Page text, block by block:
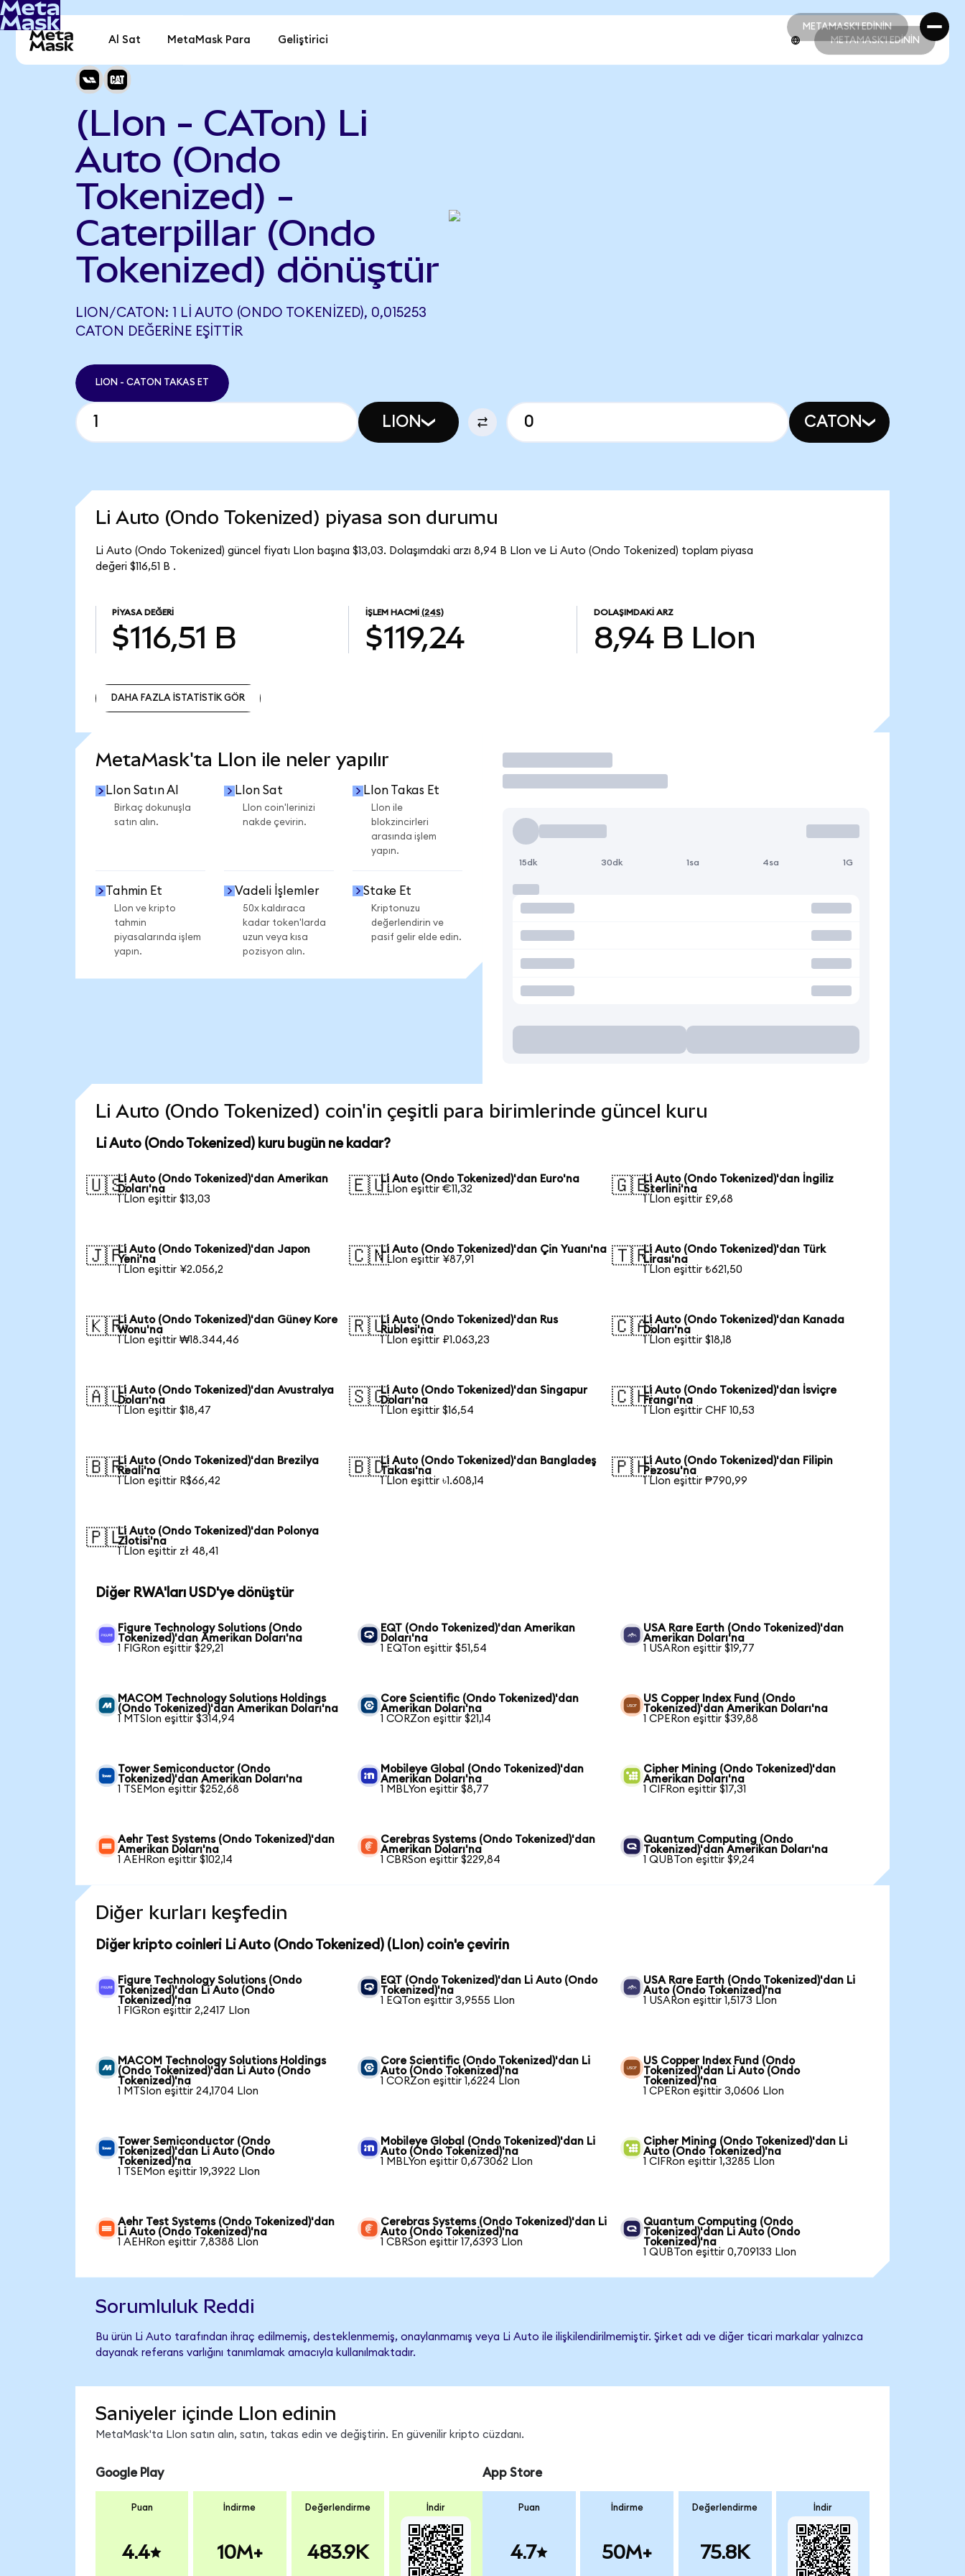
METAMASK'I EDİNİN
METAMASK'I EDİNİN
Al Sat MetaMask Para Geliştirici METAMASK'I EDİNİN
(LIon - CATon) Li
Auto (Ondo
Tokenized) -
Caterpillar (Ondo
Tokenized) dönüştür
LION/CATON: 1 LI AUTO (ONDO TOKENIZED), 0,015253
CATON DEĞERINE EŞITTIR
LION - CATON TAKAS ET
LION CATON
Li Auto (Ondo Tokenized) piyasa son durumu
Li Auto (Ondo Tokenized) güncel fiyatı LIon başına $13,03. Dolaşımdaki arzı 8,94 B LIon ve Li Auto (Ondo Tokenized) toplam piyasa
değeri $116,51 B .
PIYASA DEĞERI
$116,51 B
İŞLEM HACMI (24S)
$119,24
DOLAŞIMDAKI ARZ
8,94 B LIon
DAHA FAZLA İSTATİSTİK GÖR
MetaMask'ta LIon ile neler yapılır
LIon Satın Al
Birkaç dokunuşla
satın alın.
LIon Sat
LIon coin'lerinizi
nakde çevirin.
LIon Takas Et
LIon ile
blokzincirleri
arasında işlem
yapın.
Tahmin Et
LIon ve kripto
tahmin
piyasalarında işlem
yapın.
Vadeli İşlemler
50x kaldıraca
kadar token'larda
uzun veya kısa
pozisyon alın.
Stake Et
Kriptonuzu
değerlendirin ve
pasif gelir elde edin.
İşlem Yap
15dk 30dk 1sa 4sa 1G
Li Auto (Ondo Tokenized) coin'in çeşitli para birimlerinde güncel kuru
Li Auto (Ondo Tokenized) kuru bugün ne kadar?
🇺🇸Li Auto (Ondo Tokenized)'dan Amerikan
Doları'na
1 LIon eşittir $13,03
🇪🇺Li Auto (Ondo Tokenized)'dan Euro'na
1 LIon eşittir €11,32
🇬🇧Li Auto (Ondo Tokenized)'dan İngiliz
Sterlini'na
1 LIon eşittir £9,68
🇯🇵Li Auto (Ondo Tokenized)'dan Japon
Yeni'na
1 LIon eşittir ¥2.056,2
🇨🇳Li Auto (Ondo Tokenized)'dan Çin Yuanı'na
1 LIon eşittir ¥87,91
🇹🇷Li Auto (Ondo Tokenized)'dan Türk
Lirası'na
1 LIon eşittir ₺621,50
🇰🇷Li Auto (Ondo Tokenized)'dan Güney Kore
Wonu'na
1 LIon eşittir ₩18.344,46
🇷🇺Li Auto (Ondo Tokenized)'dan Rus
Rublesi'na
1 LIon eşittir ₽1.063,23
🇨🇦Li Auto (Ondo Tokenized)'dan Kanada
Doları'na
1 LIon eşittir $18,18
🇦🇺Li Auto (Ondo Tokenized)'dan Avustralya
Doları'na
1 LIon eşittir $18,47
🇸🇬Li Auto (Ondo Tokenized)'dan Singapur
Doları'na
1 LIon eşittir $16,54
🇨🇭Li Auto (Ondo Tokenized)'dan İsviçre
Frangı'na
1 LIon eşittir CHF 10,53
🇧🇷Li Auto (Ondo Tokenized)'dan Brezilya
Reali'na
1 LIon eşittir R$66,42
🇧🇩Li Auto (Ondo Tokenized)'dan Bangladeş
Takası'na
1 LIon eşittir ৳1.608,14
🇵🇭Li Auto (Ondo Tokenized)'dan Filipin
Pezosu'na
1 LIon eşittir ₱790,99
🇵🇱Li Auto (Ondo Tokenized)'dan Polonya
Zlotisi'na
1 LIon eşittir zł 48,41
Diğer RWA'ları USD'ye dönüştür
Figure Technology Solutions (Ondo
Tokenized)'dan Amerikan Doları'na
1 FIGRon eşittir $29,21
EQT (Ondo Tokenized)'dan Amerikan
Doları'na
1 EQTon eşittir $51,54
USA Rare Earth (Ondo Tokenized)'dan
Amerikan Doları'na
1 USARon eşittir $19,77
MACOM Technology Solutions Holdings
(Ondo Tokenized)'dan Amerikan Doları'na
1 MTSIon eşittir $314,94
Core Scientific (Ondo Tokenized)'dan
Amerikan Doları'na
1 CORZon eşittir $21,14
US Copper Index Fund (Ondo
Tokenized)'dan Amerikan Doları'na
1 CPERon eşittir $39,88
Tower Semiconductor (Ondo
Tokenized)'dan Amerikan Doları'na
1 TSEMon eşittir $252,68
Mobileye Global (Ondo Tokenized)'dan
Amerikan Doları'na
1 MBLYon eşittir $8,77
Cipher Mining (Ondo Tokenized)'dan
Amerikan Doları'na
1 CIFRon eşittir $17,31
Aehr Test Systems (Ondo Tokenized)'dan
Amerikan Doları'na
1 AEHRon eşittir $102,14
Cerebras Systems (Ondo Tokenized)'dan
Amerikan Doları'na
1 CBRSon eşittir $229,84
Quantum Computing (Ondo
Tokenized)'dan Amerikan Doları'na
1 QUBTon eşittir $9,24
Diğer kurları keşfedin
Diğer kripto coinleri Li Auto (Ondo Tokenized) (LIon) coin'e çevirin
Figure Technology Solutions (Ondo
Tokenized)'dan Li Auto (Ondo
Tokenized)'na
1 FIGRon eşittir 2,2417 LIon
EQT (Ondo Tokenized)'dan Li Auto (Ondo
Tokenized)'na
1 EQTon eşittir 3,9555 LIon
USA Rare Earth (Ondo Tokenized)'dan Li
Auto (Ondo Tokenized)'na
1 USARon eşittir 1,5173 LIon
MACOM Technology Solutions Holdings
(Ondo Tokenized)'dan Li Auto (Ondo
Tokenized)'na
1 MTSIon eşittir 24,1704 LIon
Core Scientific (Ondo Tokenized)'dan Li
Auto (Ondo Tokenized)'na
1 CORZon eşittir 1,6224 LIon
US Copper Index Fund (Ondo
Tokenized)'dan Li Auto (Ondo
Tokenized)'na
1 CPERon eşittir 3,0606 LIon
Tower Semiconductor (Ondo
Tokenized)'dan Li Auto (Ondo
Tokenized)'na
1 TSEMon eşittir 19,3922 LIon
Mobileye Global (Ondo Tokenized)'dan Li
Auto (Ondo Tokenized)'na
1 MBLYon eşittir 0,673062 LIon
Cipher Mining (Ondo Tokenized)'dan Li
Auto (Ondo Tokenized)'na
1 CIFRon eşittir 1,3285 LIon
Aehr Test Systems (Ondo Tokenized)'dan
Li Auto (Ondo Tokenized)'na
1 AEHRon eşittir 7,8388 LIon
Cerebras Systems (Ondo Tokenized)'dan Li
Auto (Ondo Tokenized)'na
1 CBRSon eşittir 17,6393 LIon
Quantum Computing (Ondo
Tokenized)'dan Li Auto (Ondo
Tokenized)'na
1 QUBTon eşittir 0,709133 LIon
Sorumluluk Reddi
Bu ürün Li Auto tarafından ihraç edilmemiş, desteklenmemiş, onaylanmamış veya Li Auto ile ilişkilendirilmemiştir. Şirket adı ve diğer ticari markalar yalnızca
dayanak referans varlığını tanımlamak amacıyla kullanılmaktadır.
Saniyeler içinde LIon edinin
MetaMask'ta LIon satın alın, satın, takas edin ve değiştirin. En güvenilir kripto cüzdanı.
Google Play
Puan
4.4
İndirme
10M+
Değerlendirme
483.9K
İndir
App Store
Puan
4.7
İndirme
50M+
Değerlendirme
75.8K
İndir